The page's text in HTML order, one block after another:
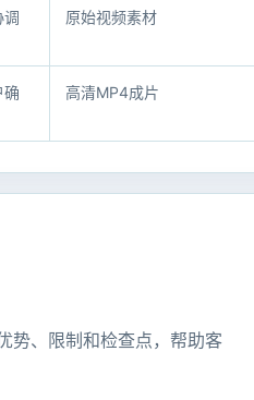
调
原始视频素材
确
高清MP4成片
势、限制和检查点，帮助客